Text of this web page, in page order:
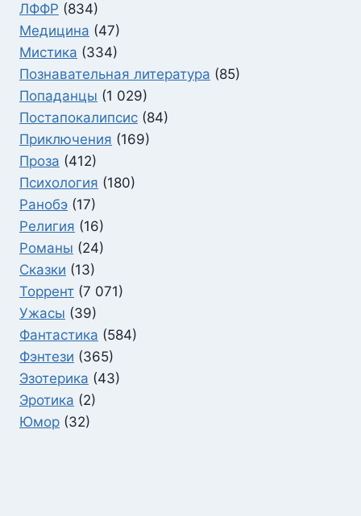
ЛФФР (834)
Медицина (47)
Мистика (334)
Познавательная литература (85)
Попаданцы (1 029)
Постапокалипсис (84)
Приключения (169)
Проза (412)
Психология (180)
Ранобэ (17)
Религия (16)
Романы (24)
Сказки (13)
Торрент (7 071)
Ужасы (39)
Фантастика (584)
Фэнтези (365)
Эзотерика (43)
Эротика (2)
Юмор (32)